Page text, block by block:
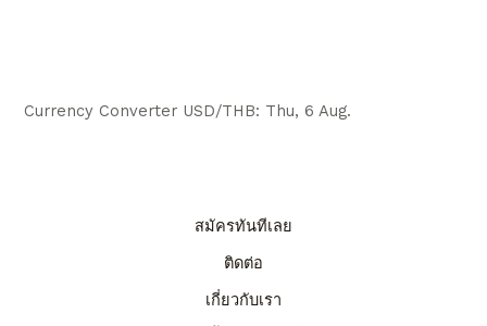
Currency Converter USD/THB: Thu, 6 Aug.
สมัครทันทีเลย
ติดต่อ
เกี่ยวกับเรา